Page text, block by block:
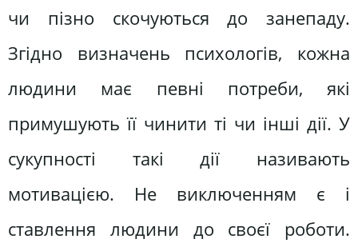
чи пізно скочуються до занепаду.
Згідно визначень психологів, кожна
людини має певні потреби, які
примушують її чинити ті чи інші дії. У
сукупності такі дії називають
мотивацією. Не виключенням є і
ставлення людини до своєї роботи.